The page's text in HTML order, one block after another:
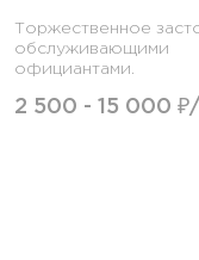
Торжественное
обслуживающими
официантами.
2 500 - 15 000